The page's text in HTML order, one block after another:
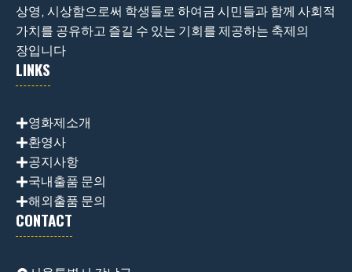
상영, 시상함으로써 학생들로 하여금 시민들과 함께 사회적
가치를 공유하고 즐길 수 있는 기회를 제공하는 축제의
장입니다
LINKS
영화제소개
환영사
공지사항
국내출품 문의
해외출품 문의
CONTACT